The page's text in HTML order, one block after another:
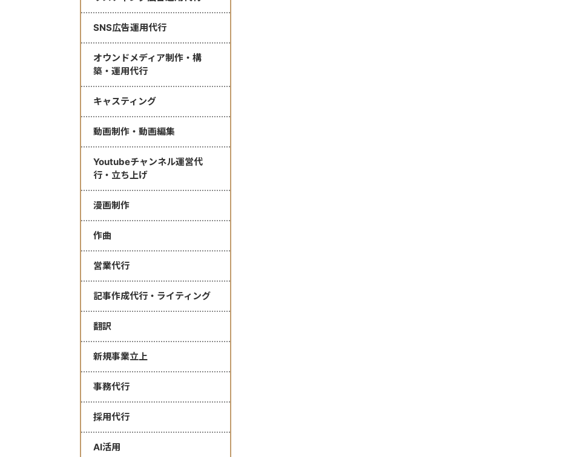
SNS広告運用代行
オウンドメディア制作・構
築・運用代行
キャスティング
動画制作・動画編集
Youtubeチャンネル運営代
行・立ち上げ
漫画制作
作曲
営業代行
記事作成代行・ライティング
翻訳
新規事業立上
事務代行
採用代行
AI活用